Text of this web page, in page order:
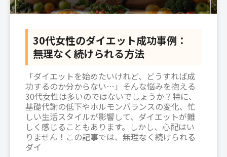
30代女性のダイエット成功事例：
無理なく続けられる方法
「ダイエットを始めたいけれど、どうすれば成
功するのか分からない…」そんな悩みを抱える
30代女性は多いのではないでしょうか？特に、
基礎代謝の低下やホルモンバランスの変化、忙
しい生活スタイルが影響して、ダイエットが難
しく感じることもあります。しかし、心配はい
りません！この記事では、無理なく続けられる
ダイ